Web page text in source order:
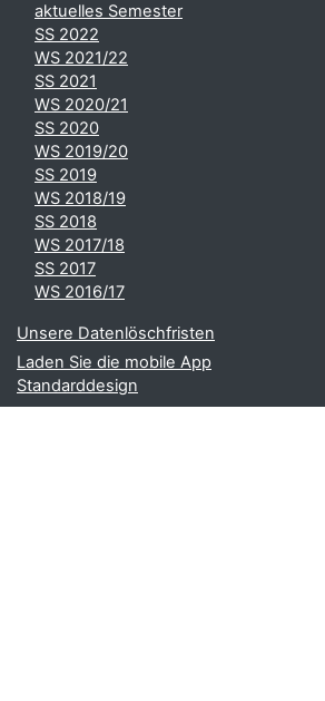
aktuelles Semester
SS 2022
WS 2021/22
SS 2021
WS 2020/21
SS 2020
WS 2019/20
SS 2019
WS 2018/19
SS 2018
WS 2017/18
SS 2017
WS 2016/17
Unsere Datenlöschfristen
Laden Sie die mobile App
Standarddesign